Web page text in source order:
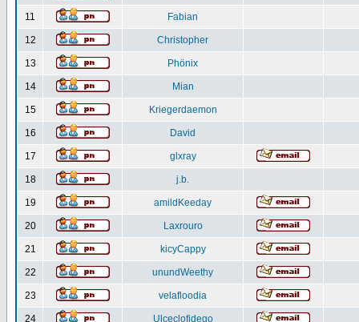
11 Fabian
12 Christopher
13 Phönix
14 Mian
15 Kriegerdaemon
16 David
17 glxray
18 j.b.
19 amildKeeday
20 Laxrouro
21 kicyCappy
22 unundWeethy
23 velafloodia
24 Ulceclofidego